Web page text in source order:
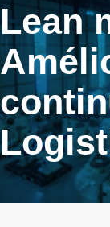
Lean